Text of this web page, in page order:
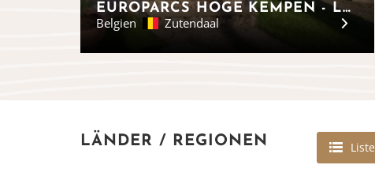
EUROPARCS HOGE KEMPEN - LODGE-ZELTE IN BELGIEN
Belgien Zutendaal
LÄNDER / REGIONEN Liste